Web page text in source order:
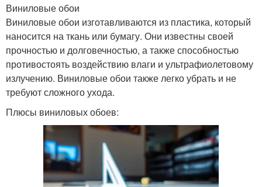
Виниловые обои
Виниловые обои изготавливаются из пластика, который
наносится на ткань или бумагу. Они известны своей
прочностью и долговечностью, а также способностью
противостоять воздействию влаги и ультрафиолетовому
излучению. Виниловые обои также легко убрать и не
требуют сложного ухода.
Плюсы виниловых обоев: